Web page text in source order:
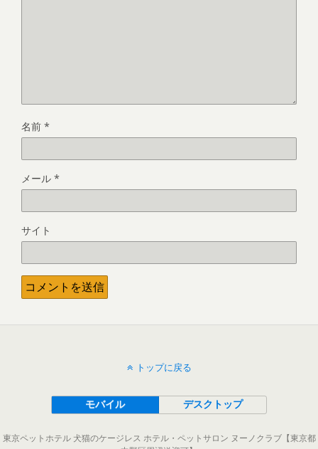
名前 *
メール *
サイト
トップに戻る
モバイル デスクトップ
東京ペットホテル 犬猫のケージレス ホテル・ペットサロン ヌーノクラブ【東京都